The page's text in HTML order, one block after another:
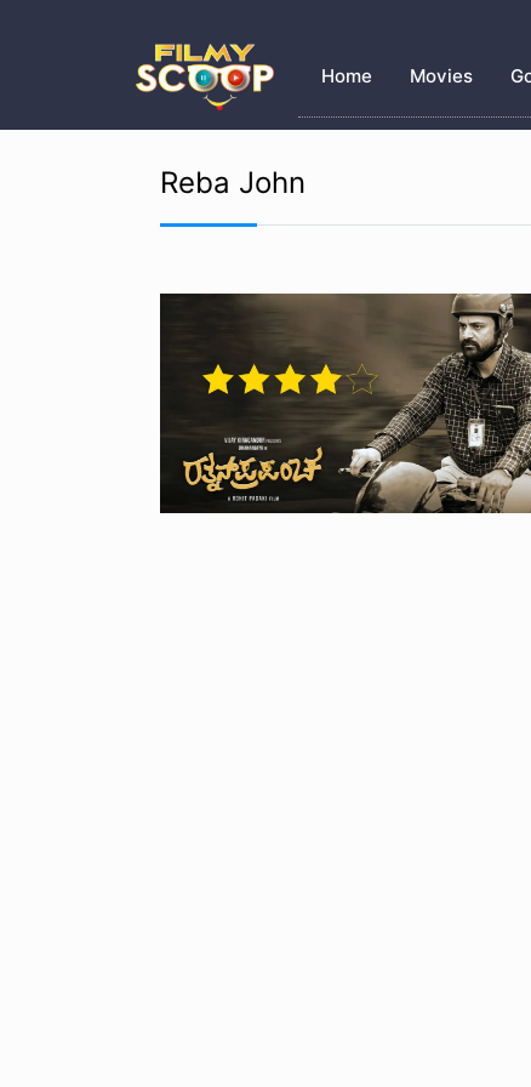
Home Movies
Reba John